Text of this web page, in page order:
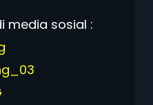
media sosial :